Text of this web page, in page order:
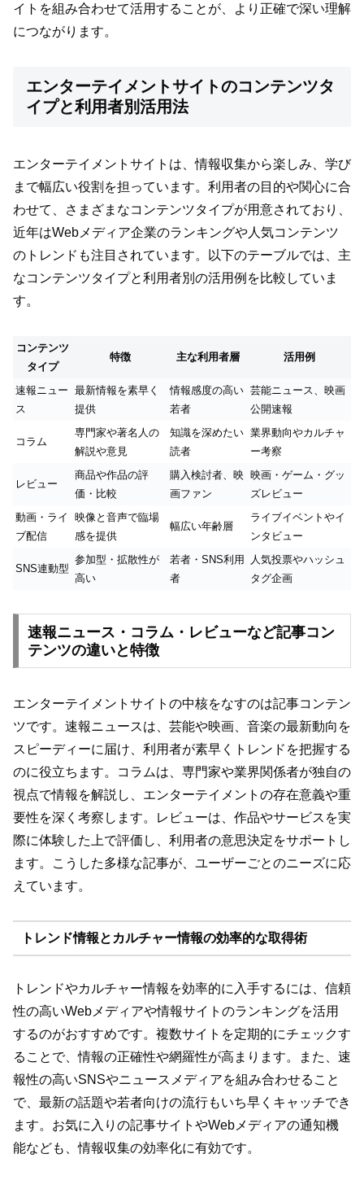
イトを組み合わせて活用することが、より正確で深い理解
につながります。
エンターテイメントサイトのコンテンツタ
イプと利用者別活用法
エンターテイメントサイトは、情報収集から楽しみ、学び
まで幅広い役割を担っています。利用者の目的や関心に合
わせて、さまざまなコンテンツタイプが用意されており、
近年はWebメディア企業のランキングや人気コンテンツ
のトレンドも注目されています。以下のテーブルでは、主
なコンテンツタイプと利用者別の活用例を比較していま
す。
コンテンツ
タイプ
特徴 主な利用者層 活用例
速報ニュー
ス
最新情報を素早く
提供
情報感度の高い
若者
芸能ニュース、映画
公開速報
コラム
専門家や著名人の
解説や意見
知識を深めたい
読者
業界動向やカルチャ
ー考察
レビュー
商品や作品の評
価・比較
購入検討者、映
画ファン
映画・ゲーム・グッ
ズレビュー
動画・ライ
ブ配信
映像と音声で臨場
感を提供
幅広い年齢層
ライブイベントやイ
ンタビュー
SNS連動型
参加型・拡散性が
高い
若者・SNS利用
者
人気投票やハッシュ
タグ企画
速報ニュース・コラム・レビューなど記事コン
テンツの違いと特徴
エンターテイメントサイトの中核をなすのは記事コンテン
ツです。速報ニュースは、芸能や映画、音楽の最新動向を
スピーディーに届け、利用者が素早くトレンドを把握する
のに役立ちます。コラムは、専門家や業界関係者が独自の
視点で情報を解説し、エンターテイメントの存在意義や重
要性を深く考察します。レビューは、作品やサービスを実
際に体験した上で評価し、利用者の意思決定をサポートし
ます。こうした多様な記事が、ユーザーごとのニーズに応
えています。
トレンド情報とカルチャー情報の効率的な取得術
トレンドやカルチャー情報を効率的に入手するには、信頼
性の高いWebメディアや情報サイトのランキングを活用
するのがおすすめです。複数サイトを定期的にチェックす
ることで、情報の正確性や網羅性が高まります。また、速
報性の高いSNSやニュースメディアを組み合わせること
で、最新の話題や若者向けの流行もいち早くキャッチでき
ます。お気に入りの記事サイトやWebメディアの通知機
能なども、情報収集の効率化に有効です。